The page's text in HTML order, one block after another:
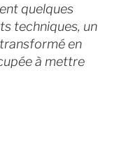
quelques
techniques, un
en
à mettre